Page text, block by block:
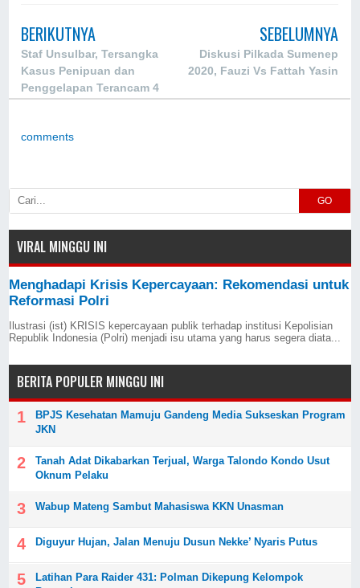
BERIKUTNYA
Staf Unsulbar, Tersangka
Kasus Penipuan dan
Penggelapan Terancam 4
SEBELUMNYA
Diskusi Pilkada Sumenep
2020, Fauzi Vs Fattah Yasin
comments
GO
VIRAL MINGGU INI
Menghadapi Krisis Kepercayaan: Rekomendasi untuk
Reformasi Polri
Ilustrasi (ist) KRISIS kepercayaan publik terhadap institusi Kepolisian
Republik Indonesia (Polri) menjadi isu utama yang harus segera diata...
BERITA POPULER MINGGU INI
BPJS Kesehatan Mamuju Gandeng Media Sukseskan Program
JKN
Tanah Adat Dikabarkan Terjual, Warga Talondo Kondo Usut
Oknum Pelaku
Wabup Mateng Sambut Mahasiswa KKN Unasman
Diguyur Hujan, Jalan Menuju Dusun Nekke’ Nyaris Putus
Latihan Para Raider 431: Polman Dikepung Kelompok